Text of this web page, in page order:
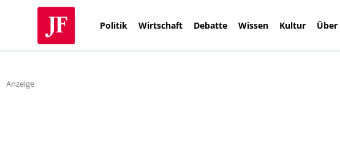
Politik Wirtschaft Debatte Wissen Kultur Über
Anzeige